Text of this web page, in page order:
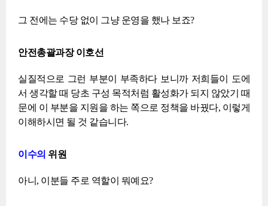
그 전에는 수당 없이 그냥 운영을 했나 보죠?
안전총괄과장 이호선
실질적으로 그런 부분이 부족하다 보니까 저희들이 도에
서 생각할 때 당초 구성 목적처럼 활성화가 되지 않았기 때
문에 이 부분을 지원을 하는 쪽으로 정책을 바꿨다, 이렇게
이해하시면 될 것 같습니다.
이수의 위원
아니, 이분들 주로 역할이 뭐예요?